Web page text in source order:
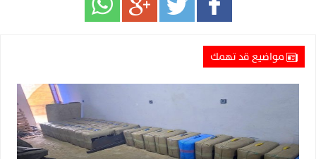
مواضيع قد تهمك